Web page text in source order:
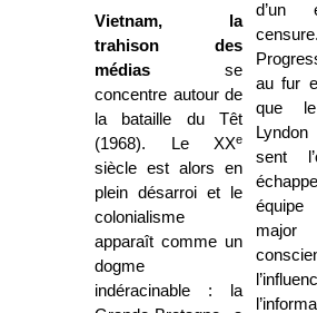
Vietnam, la
trahison des
médias se
concentre autour de
la bataille du Têt
(1968). Le XXe
siècle est alors en
plein désarroi et le
colonialisme
apparaît comme un
dogme
indéracinable : la
d’un
censure.
au fur
que le
sent
major